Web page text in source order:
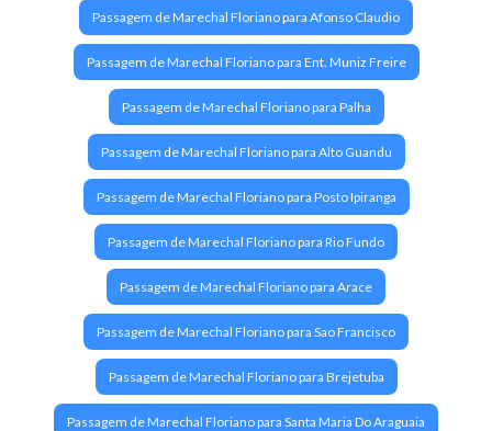
Passagem de Marechal Floriano para Afonso Claudio
Passagem de Marechal Floriano para Ent. Muniz Freire
Passagem de Marechal Floriano para Palha
Passagem de Marechal Floriano para Alto Guandu
Passagem de Marechal Floriano para Posto Ipiranga
Passagem de Marechal Floriano para Rio Fundo
Passagem de Marechal Floriano para Arace
Passagem de Marechal Floriano para Sao Francisco
Passagem de Marechal Floriano para Brejetuba
Passagem de Marechal Floriano para Santa Maria Do Araguaia